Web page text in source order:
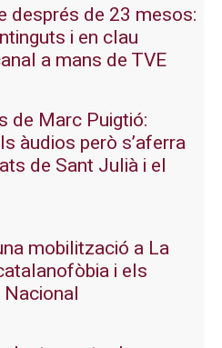
després de 23 mesos:
i en clau
a mans de TVE
de Marc Puigtió:
àudios però s’aferra
de Sant Julià i el
mobilització a La
i els